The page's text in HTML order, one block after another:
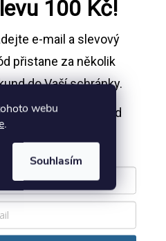
webu
.
Souhlasím
100 Kč!
e-mail a slevový
přistane za několik
do Vaší schránky.
platí při nákupu
nad